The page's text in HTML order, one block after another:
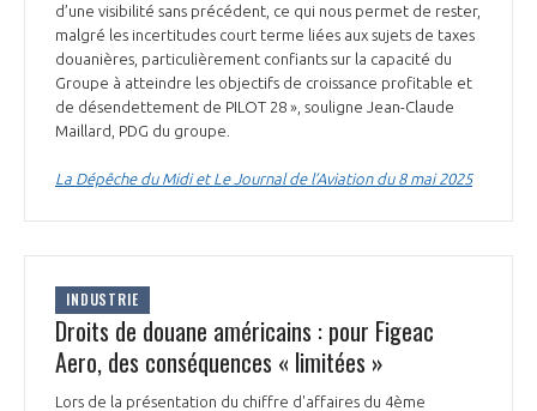
STARTAIR
COMMISSIONS ET COMITÉS
UN ÉCOSYSTÈME INTÉGRÉ ET COHÉRENT
POURQUOI DEVENIR MEMBRE ?
LA MÉDIATION DANS LA FILIÈRE AÉRONAUTIQUE ET SPATIALE
LE MÉDIATEUR DE LA FILIÈRE AÉRONAUTIQUE ET SPATIALE
MÉDIATION ET CHARTE D’ENGAGEMENT SUR LES RELATIONS ENTRE
PRENDRE CONTACT AVEC LE MÉDIATEUR DE LA FILIÈRE
LE SALON DU BOURGET
L'OBSERVATOIRE
CHIFFRES CLÉS
LES ENJEUX
COMPÉTITIVITÉ
LES PUBLICATIONS
d’une visibilité sans précédent, ce qui nous permet de rester,
malgré les incertitudes court terme liées aux sujets de taxes
douanières, particulièrement confiants sur la capacité du
Groupe à atteindre les objectifs de croissance profitable et
de désendettement de PILOT 28 », souligne Jean-Claude
Maillard, PDG du groupe.
La Dépêche du Midi et Le Journal de l’Aviation du 8 mai 2025
INDUSTRIE
Droits de douane américains : pour Figeac
Aero, des conséquences « limitées »
Lors de la présentation du chiffre d'affaires du 4ème
Découvrez les avantages d'adhérer au GIFAS.
Rencontres, salons, données sectorielles,
programmes ...
DEMANDE D’ADHÉSION